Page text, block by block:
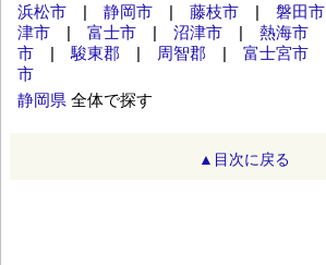
浜松市
静岡市 藤枝市 磐田市
津市
富士市 沼津市 熱海市
市 |駿東郡 周智郡 富士宮市
市
静岡県 全体で探す
▲目次に戻る